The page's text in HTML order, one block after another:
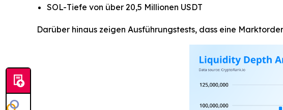
SOL-Tiefe von über 20,5 Millionen USDT
Darüber hinaus zeigen Ausführungstests, dass eine